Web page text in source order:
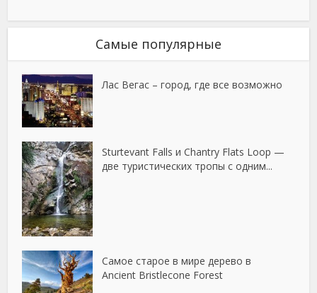
Самые популярные
Лас Вегас – город, где все возможно
Sturtevant Falls и Chantry Flats Loop —
две туристических тропы с одним...
Самое старое в мире дерево в
Ancient Bristlecone Forest